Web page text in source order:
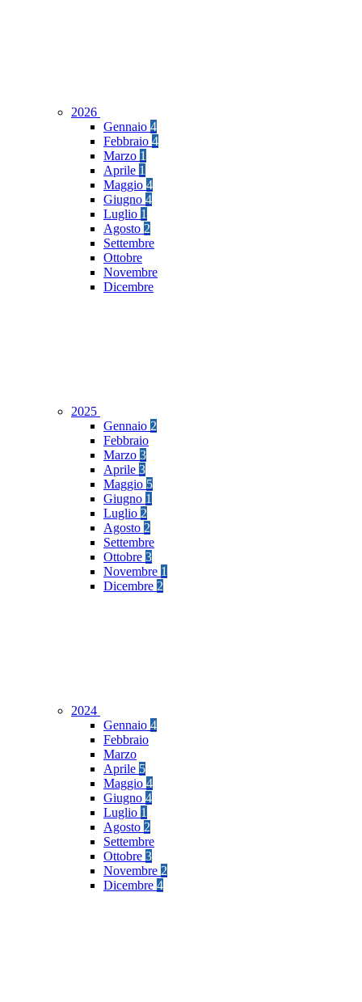
2026
Gennaio 4
Febbraio 4
Marzo 1
Aprile 1
Maggio 4
Giugno 4
Luglio 1
Agosto 2
Settembre
Ottobre
Novembre
Dicembre
2025
Gennaio 2
Febbraio
Marzo 3
Aprile 3
Maggio 5
Giugno 1
Luglio 2
Agosto 2
Settembre
Ottobre 3
Novembre 1
Dicembre 2
2024
Gennaio 4
Febbraio
Marzo
Aprile 5
Maggio 4
Giugno 4
Luglio 1
Agosto 2
Settembre
Ottobre 3
Novembre 2
Dicembre 4